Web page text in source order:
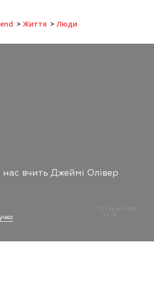
Життя Люди
нас вчить Джеймі Олівер
23 Серпня 2019